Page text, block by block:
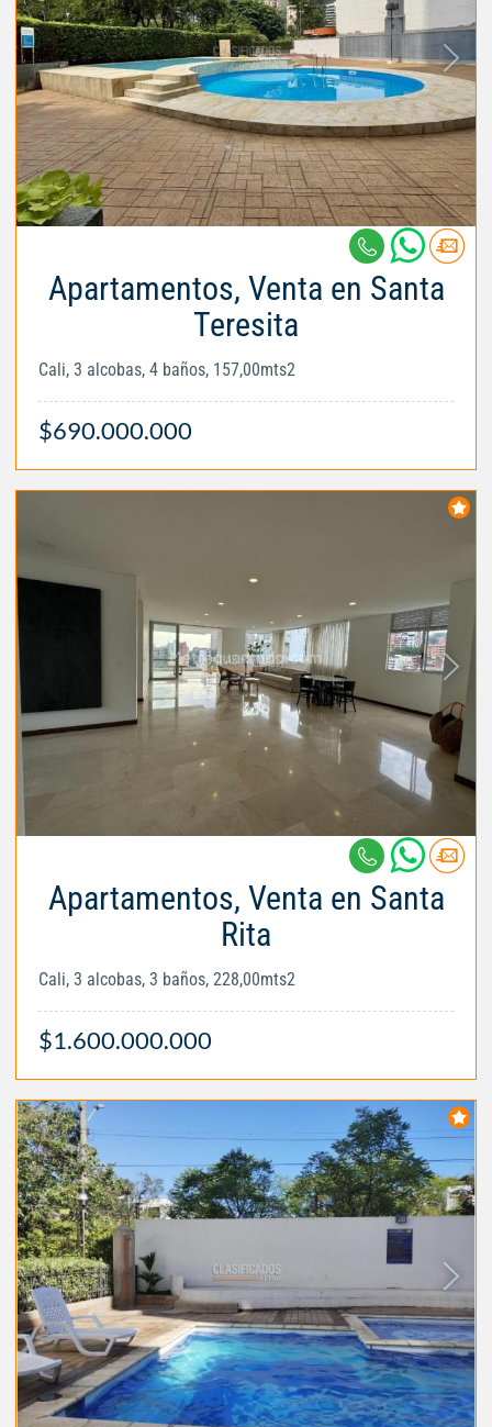
Apartamentos, Venta en Santa
Teresita
Cali, 3 alcobas, 4 baños, 157,00mts2
$690.000.000
Apartamentos, Venta en Santa
Rita
Cali, 3 alcobas, 3 baños, 228,00mts2
$1.600.000.000